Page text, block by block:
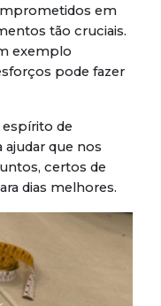
em
tão cruciais.
exemplo
pode fazer
de
ajudar que nos
certos de
dias melhores.